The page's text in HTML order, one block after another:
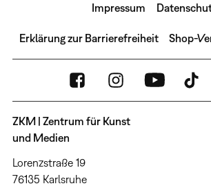
Impressum
Erklärung zur Barrierefreiheit Shop-
ZKM | Zentrum für Kunst
und Medien
Lorenzstraße 19
76135 Karlsruhe